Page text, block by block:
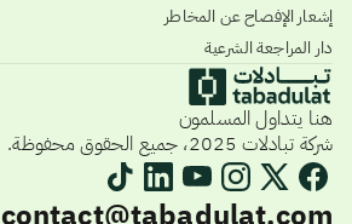
إشعار الإفصاح عن المخاطر
دار المراجعة الشرعية
هنا يتداول المسلمون
شركة تبادلات 2025، جميع الحقوق محفوظة.